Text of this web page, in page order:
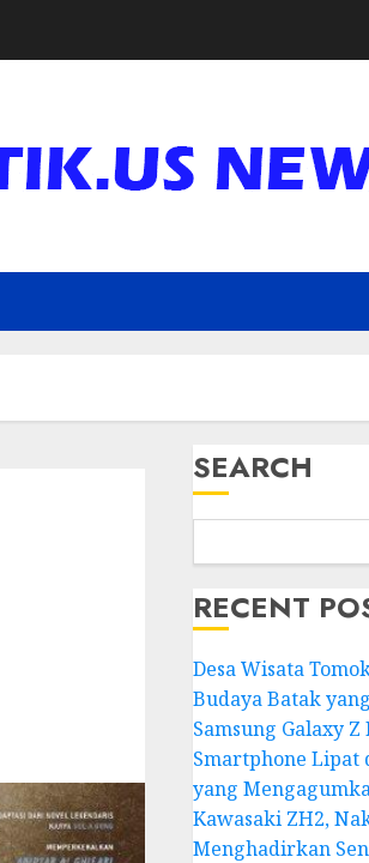
SEARCH
RECENT
Desa Wisata
Budaya Batak
Samsung Galaxy
Smartphone Lipat
yang
Kawasaki ZH2,
Menghadirkan